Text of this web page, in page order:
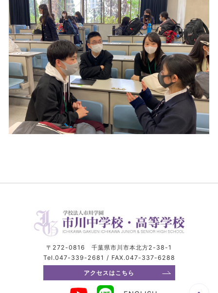
〒272-0816 千葉県市川市本北方2-38-1
Tel.047-339-2681 / FAX.047-337-6288
アクセスはこちら